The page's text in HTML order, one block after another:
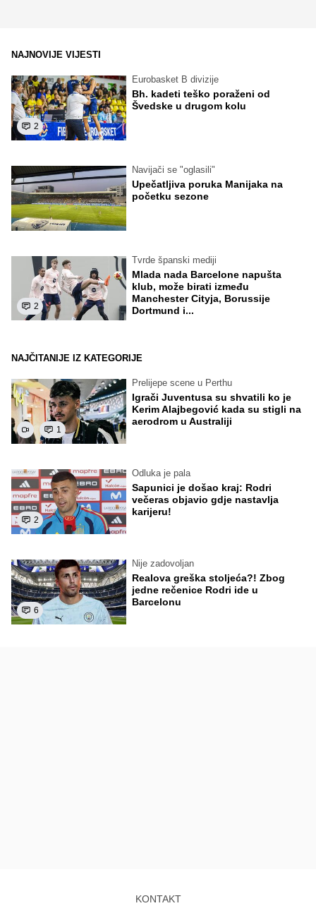
NAJNOVIJE VIJESTI
2
Eurobasket B divizije
Bh. kadeti teško poraženi od
Švedske u drugom kolu
Navijači se "oglasili"
Upečatljiva poruka Manijaka na
početku sezone
2
Tvrde španski mediji
Mlada nada Barcelone napušta
klub, može birati između
Manchester Cityja, Borussije
Dortmund i...
NAJČITANIJE IZ KATEGORIJE
1
Prelijepe scene u Perthu
Igrači Juventusa su shvatili ko je
Kerim Alajbegović kada su stigli na
aerodrom u Australiji
2
Odluka je pala
Sapunici je došao kraj: Rodri
večeras objavio gdje nastavlja
karijeru!
6
Nije zadovoljan
Realova greška stoljeća?! Zbog
jedne rečenice Rodri ide u
Barcelonu
KONTAKT